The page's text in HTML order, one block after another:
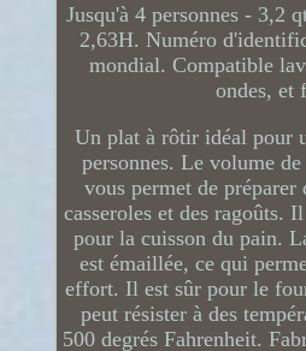
Jusqu'à 4 personnes - 3,2
2,63H. Numéro
mondial. Compatible
ondes, et
Un plat à rôtir idéal pour
personnes. Le volume
vous permet de préparer
casseroles et des ragoûts.
pour la cuisson du pain.
est émaillée, ce qui
effort. Il est sûr pour le
peut résister à des
500 degrés Fahrenheit.